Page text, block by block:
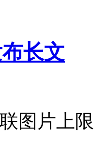
长文
图片上限